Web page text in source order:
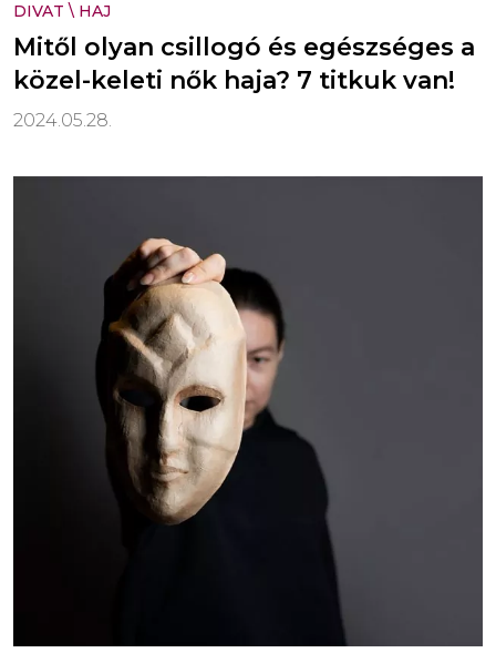
DIVAT \ HAJ
Mitől olyan csillogó és egészséges a
közel-keleti nők haja? 7 titkuk van!
2024.05.28.